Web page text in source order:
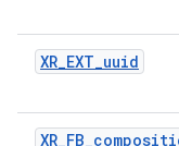
XR_EXT_uuid